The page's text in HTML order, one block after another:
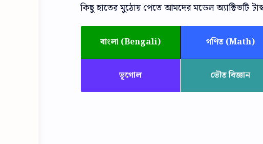
কিছু হাতের মুঠোয় পেতে আমদের মডেল অ্যাক্টিভটি
বাংলা (Bengali) গণিত (Math)
ভূগোল ভৌত বিজ্ঞান